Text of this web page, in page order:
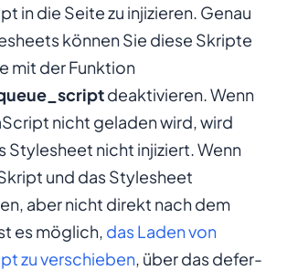
in die Seite zu injizieren. Genau
können Sie diese Skripte
mit der Funktion
deaktivieren. Wenn
nicht geladen wird, wird
Stylesheet nicht injiziert. Wenn
und das Stylesheet
aber nicht direkt nach dem
es möglich, das Laden von
zu verschieben, über das defer-